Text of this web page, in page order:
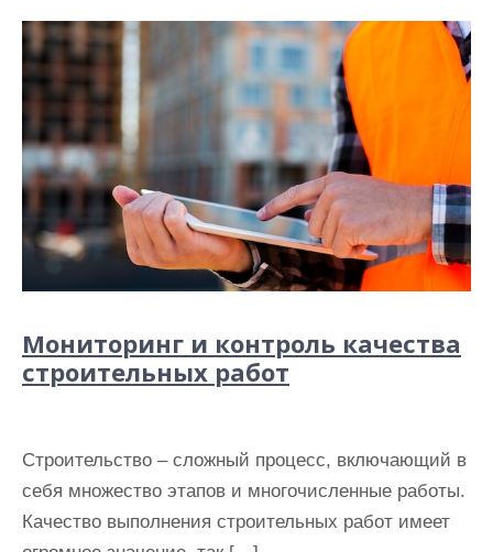
Мониторинг и контроль качества
строительных работ
Строительство – сложный процесс, включающий в
себя множество этапов и многочисленные работы.
Качество выполнения строительных работ имеет